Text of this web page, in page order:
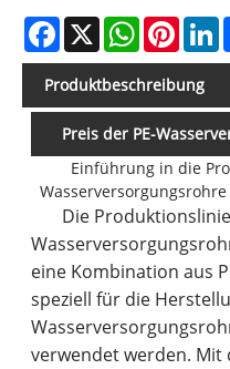
Facebook
X WhatsApp
Produktbeschreibung
Preis der PE-
Einführung in die
Wasserversorgungsrohre
Die
eine Kombination aus
speziell für die
verwendet werden. Mit